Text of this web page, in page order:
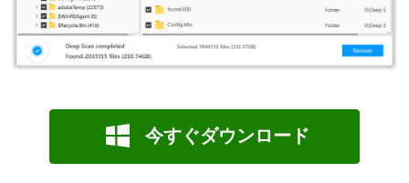
今すぐダウンロード